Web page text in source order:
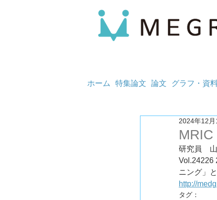
ホーム 特集論文 論文 グラフ・資
MRIC
2024年12
研究員　
Vol.24226
http://
タグ：